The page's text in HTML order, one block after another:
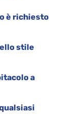
è richiesto
stile
a